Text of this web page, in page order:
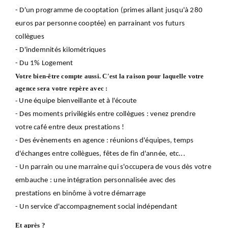
- D'un programme de cooptation (primes allant jusqu'à 280
euros par personne cooptée) en parrainant vos futurs
collègues
- D'indemnités kilométriques
- Du 1% Logement
Votre bien-être compte aussi. C'est la raison pour laquelle votre
agence sera votre repère avec :
- Une équipe bienveillante et à l'écoute
- Des moments privilégiés entre collègues : venez prendre
votre café entre deux prestations !
- Des évènements en agence : réunions d'équipes, temps
d'échanges entre collègues, fêtes de fin d'année, etc...
- Un parrain ou une marraine qui s'occupera de vous dès votre
embauche : une intégration personnalisée avec des
prestations en binôme à votre démarrage
- Un service d'accompagnement social indépendant
Et après ?